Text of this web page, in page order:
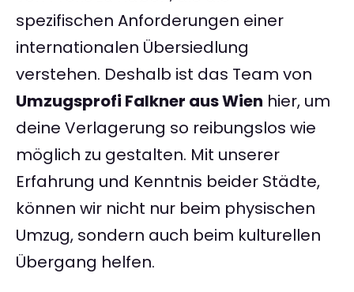
spezifischen Anforderungen einer
internationalen Übersiedlung
verstehen. Deshalb ist das Team von
Umzugsprofi Falkner aus Wien hier, um
deine Verlagerung so reibungslos wie
möglich zu gestalten. Mit unserer
Erfahrung und Kenntnis beider Städte,
können wir nicht nur beim physischen
Umzug, sondern auch beim kulturellen
Übergang helfen.